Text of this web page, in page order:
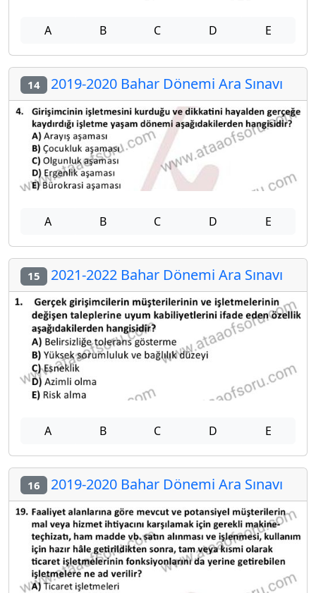
A B C D E
14 2019-2020 Bahar Dönemi Ara Sınavı
A B C D E
15 2021-2022 Bahar Dönemi Ara Sınavı
A B C D E
16 2019-2020 Bahar Dönemi Ara Sınavı